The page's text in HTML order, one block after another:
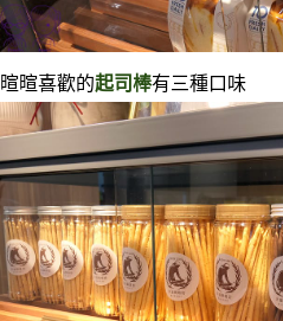
暄暄喜歡的起司棒有三種口味